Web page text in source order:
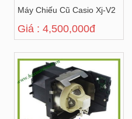
Máy Chiếu Cũ Casio Xj-V2
Giá : 4,500,000đ